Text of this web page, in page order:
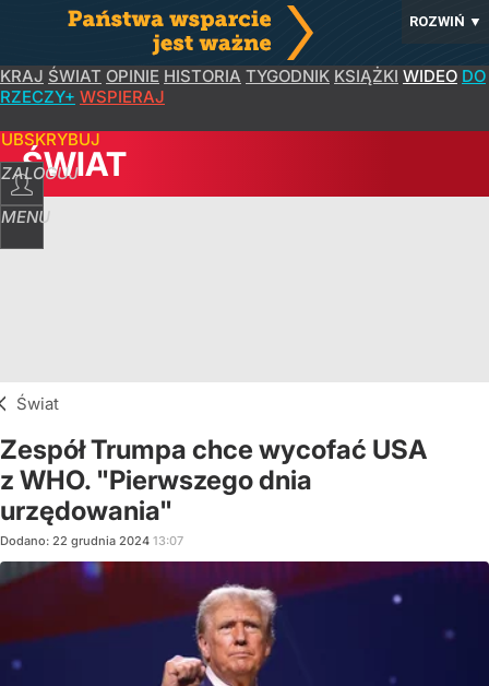
ROZWIŃ ▼
KRAJ ŚWIAT OPINIE HISTORIA TYGODNIK KSIĄŻKI WIDEO DO
RZECZY+ WSPIERAJ
ZALOGUJ
MENU
ŚWIAT
Świat
Zespół Trumpa chce wycofać USA
z WHO. "Pierwszego dnia
urzędowania"
Dodano: 22 grudnia 2024 13:07